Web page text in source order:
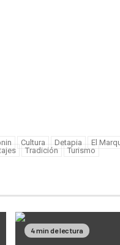
Cultura Detapia El
Tradición Turismo
4 min de lectura